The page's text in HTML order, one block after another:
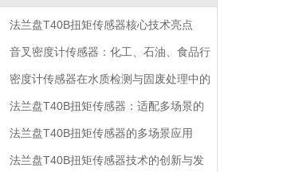
法兰盘T40B扭矩传感器核心技术亮点
音叉密度计传感器：化工、石油、食品行
业通用密度监测
密度计传感器在水质检测与固废处理中的
创新应用
法兰盘T40B扭矩传感器：适配多场景的
高精度扭矩监测核心方案
法兰盘T40B扭矩传感器的多场景应用
法兰盘T40B扭矩传感器技术的创新与发